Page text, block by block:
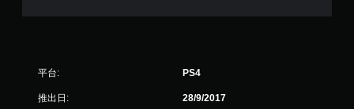
平台: PS4
推出日: 28/9/2017